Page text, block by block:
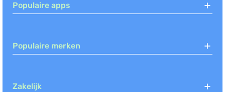
Populaire apps
Populaire merken
Zakelijk